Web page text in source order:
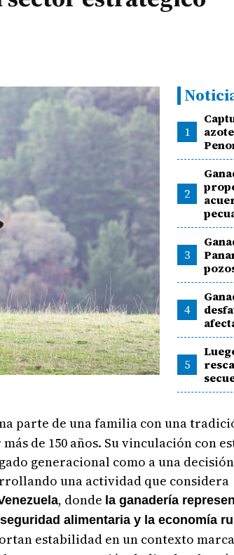
1
2
3
4
5
parte de una familia con una
de 150 años. Su vinculación con
generacional como a una decisión
una actividad que considera
, donde la ganadería
alimentaria y la economía
estabilidad en un contexto